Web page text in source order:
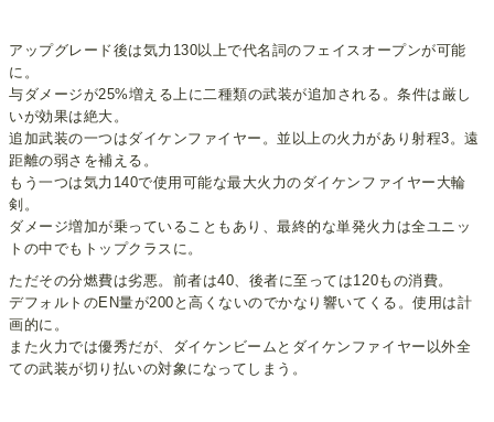
アップグレード後は気力130以上で代名詞のフェイスオープンが可能
に。
与ダメージが25%増える上に二種類の武装が追加される。条件は厳し
いが効果は絶大。
追加武装の一つはダイケンファイヤー。並以上の火力があり射程3。遠
距離の弱さを補える。
もう一つは気力140で使用可能な最大火力のダイケンファイヤー大輪
剣。
ダメージ増加が乗っていることもあり、最終的な単発火力は全ユニッ
トの中でもトップクラスに。
ただその分燃費は劣悪。前者は40、後者に至っては120もの消費。
デフォルトのEN量が200と高くないのでかなり響いてくる。使用は計
画的に。
また火力では優秀だが、ダイケンビームとダイケンファイヤー以外全
ての武装が切り払いの対象になってしまう。